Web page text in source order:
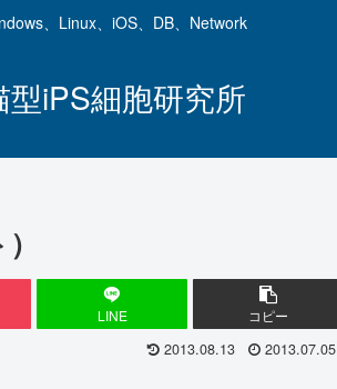
、Linux、iOS、DB、Network
型iPS細胞研究所
LINE コピー
2013.08.13 2013.07.05